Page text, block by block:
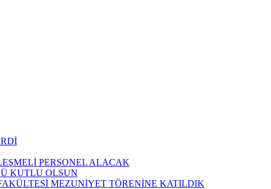
PERSONEL ALACAK
KUTLU OLSUN
MEZUNİYET TÖRENİNE KATILDIK